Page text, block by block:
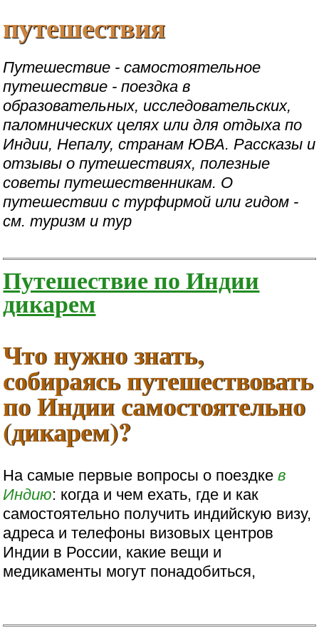
путешествия
Путешествие - самостоятельное
путешествие - поездка в
образовательных, исследовательских,
паломнических целях или для отдыха по
Индии, Непалу, странам ЮВА. Рассказы и
отзывы о путешествиях, полезные
советы путешественникам. О
путешествии с турфирмой или гидом -
см. туризм и тур
Путешествие по Индии
дикарем
Что нужно знать,
собираясь путешествовать
по Индии самостоятельно
(дикарем)?
На самые первые вопросы о поездкев
Индию: когда и чем ехать, где и как
самостоятельно получить индийскую визу,
адреса и телефоны визовых центров
Индии в России, какие вещи и
медикаменты могут понадобиться,